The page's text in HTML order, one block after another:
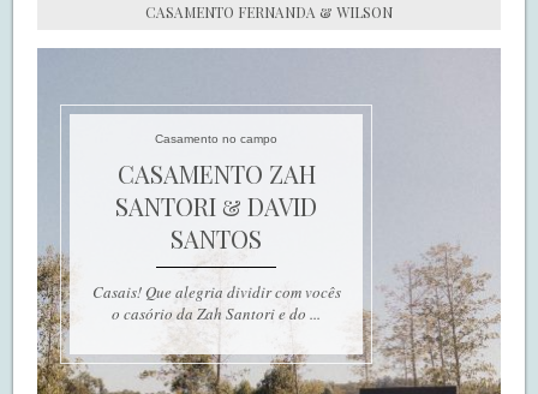
CASAMENTO FERNANDA & WILSON
Casamento no campo
CASAMENTO ZAH
SANTORI & DAVID
SANTOS
Casais! Que alegria dividir com vocês
o casório da Zah Santori e do ...